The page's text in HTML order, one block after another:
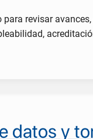
revisar
datos y